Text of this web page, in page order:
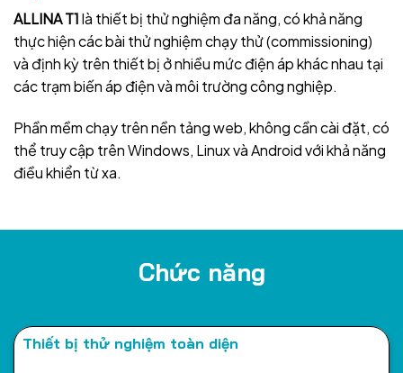
ALLINA T1là thiết bị thử nghiệm đa năng, có khả năng
thực hiện các bài thử nghiệm chạy thử (commissioning)
và định kỳ trên thiết bị ở nhiều mức điện áp khác nhau tại
các trạm biến áp điện và môi trường công nghiệp.
Phần mềm chạy trên nền tảng web, không cần cài đặt, có
thể truy cập trên Windows, Linux và Android với khả năng
điều khiển từ xa.
Chức năng
Thiết bị thử nghiệm toàn diện